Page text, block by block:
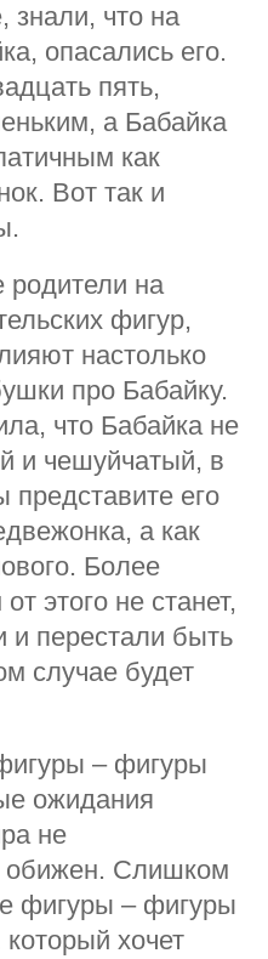
знали, что на
опасались его.
пять,
а Бабайка
как
Вот так и
на
фигур,
настолько
про Бабайку.
что Бабайка не
и чешуйчатый, в
представите его
а как
Более
этого не станет,
и перестали быть
случае будет
– фигуры
ожидания
не
обижен. Слишком
фигуры – фигуры
хочет